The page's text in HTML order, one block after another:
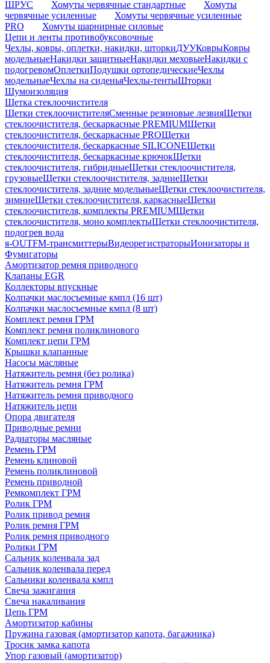
ШРУС Хомуты червячные стандартные
Хомуты
червячные усиленные
Хомуты червячные усиленные
PRO
Хомуты шарнирные силовые
Цепи и ленты противобуксовочные
Чехлы, ковры, оплетки, накидки, шторкиДУУКоврыКовры
модельныеНакидки защитныеНакидки меховыеНакидки с
подогревомОплеткиПодушки ортопедическиеЧехлы
модельныеЧехлы на сиденьяЧехлы-тентыШторки
Шумоизоляция
Щетка стеклоочистителя
Щетки стеклоочистителяСменные резиновые лезвияЩетки
стеклоочистителя, бескаркасные PREMIUMЩетки
стеклоочистителя, бескаркасные PROЩетки
стеклоочистителя, бескаркасные SILICONEЩетки
стеклоочистителя, бескаркасные крючокЩетки
стеклоочистителя, гибридныеЩетки стеклоочистителя,
грузовыеЩетки стеклоочистителя, задниеЩетки
стеклоочистителя, задние модельныеЩетки стеклоочистителя,
зимниеЩетки стеклоочистителя, каркасныеЩетки
стеклоочистителя, комплекты PREMIUMЩетки
стеклоочистителя, моно комплектыЩетки стеклоочистителя,
подогрев вода
я-OUTFM-трансмиттерыВидеорегистраторыИонизаторы и
Фумигаторы
Амортизатор ремня приводного
Клапаны EGR
Коллекторы впускные
Колпачки маслосъемные кмпл (16 шт)
Колпачки маслосъемные кмпл (8 шт)
Комплект ремня ГРМ
Комплект ремня поликлинового
Комплект цепи ГРМ
Крышки клапанные
Насосы масляные
Натяжитель ремня (без ролика)
Натяжитель ремня ГРМ
Натяжитель ремня приводного
Натяжитель цепи
Опора двигателя
Приводные ремни
Радиаторы масляные
Ремень ГРМ
Ремень клиновой
Ремень поликлиновой
Ремень приводной
Ремкомплект ГРМ
Ролик ГРМ
Ролик привод ремня
Ролик ремня ГРМ
Ролик ремня приводного
Ролики ГРМ
Сальник коленвала зад
Сальник коленвала перед
Сальники коленвала кмпл
Свеча зажигания
Свеча накаливания
Цепь ГРМ
Амортизатор кабины
Пружина газовая (амортизатор капота, багажника)
Тросик замка капота
Упор газовый (амортизатор)